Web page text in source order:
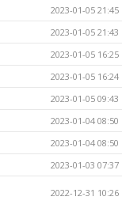
2023-01-05 21:45
2023-01-05 21:43
2023-01-05 16:25
2023-01-05 16:24
2023-01-05 09:43
2023-01-04 08:50
2023-01-04 08:50
2023-01-03 07:37
2022-12-31 10:26